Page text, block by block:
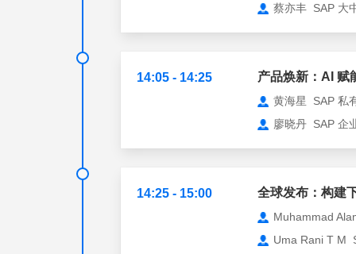
蔡亦丰 SAP 大
14:05 - 14:25 产品焕新：AI 赋
黄海星 SAP 私
廖晓丹 SAP 企
14:25 - 15:00 全球发布：构建
Muhammad
Uma Rani T M